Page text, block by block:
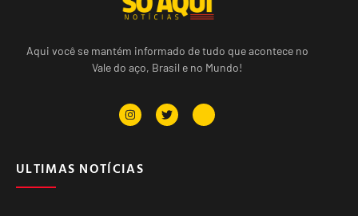
Aqui você se mantém informado de tudo que acontece no
Vale do aço, Brasil e no Mundo!
ULTIMAS NOTÍCIAS